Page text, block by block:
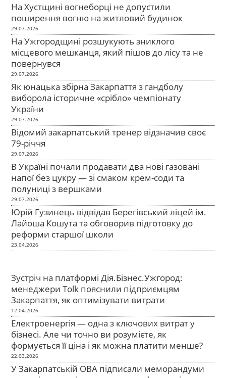
На Хустщині вогнеборці не допустили
поширення вогню на житловий будинок
29.07.2026
На Ужгородщині розшукують зниклого
місцевого мешканця, який пішов до лісу та не
повернувся
29.07.2026
Як юнацька збірна Закарпаття з гандболу
виборола історичне «срібло» чемпіонату
України
29.07.2026
Відомий закарпатський тренер відзначив своє
79-річчя
29.07.2026
В Україні почали продавати два нові газовані
напої без цукру — зі смаком крем-соди та
полуниці з вершками
29.07.2026
Юрій Гузинець відвідав Берегівський ліцей ім.
Лайоша Кошута та обговорив підготовку до
реформи старшої школи
23.04.2026
Зустріч на платформі Дія.Бізнес.Ужгород:
менеджери Tolk пояснили підприємцям
Закарпаття, як оптимізувати витрати
12.04.2026
Електроенергія — одна з ключових витрат у
бізнесі. Але чи точно ви розумієте, як
формується її ціна і як можна платити менше?
22.03.2026
У Закарпатській ОВА підписали меморандуми